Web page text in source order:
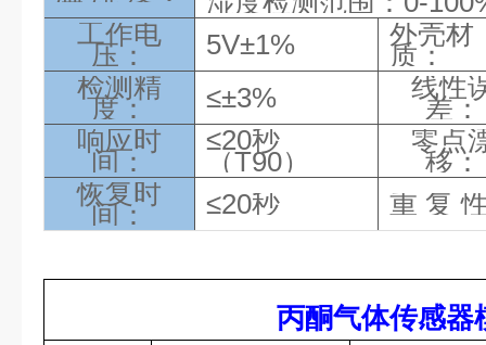
工作电
压： 5V±1% 外壳材
质：
检测精
度： ≤±3% 线性
差：
响应时
间：
≤20秒
（T90）
零点
移：
恢复时
间： ≤20秒 重 复
丙酮气体传感器